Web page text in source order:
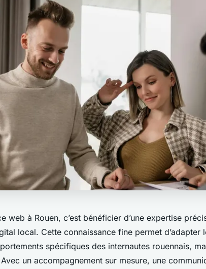
web à Rouen, c’est bénéficier d’une expertise
local. Cette connaissance fine permet d’adapter
spécifiques des internautes rouennais,
un accompagnement sur mesure, une